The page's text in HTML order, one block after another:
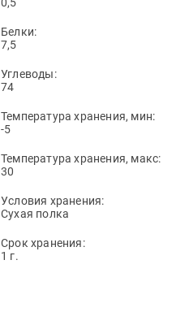
Белки:
7,5
Углеводы:
74
Температура хранения, мин:
-5
Температура хранения, макс:
30
Условия хранения:
Сухая полка
Срок хранения:
1 г.